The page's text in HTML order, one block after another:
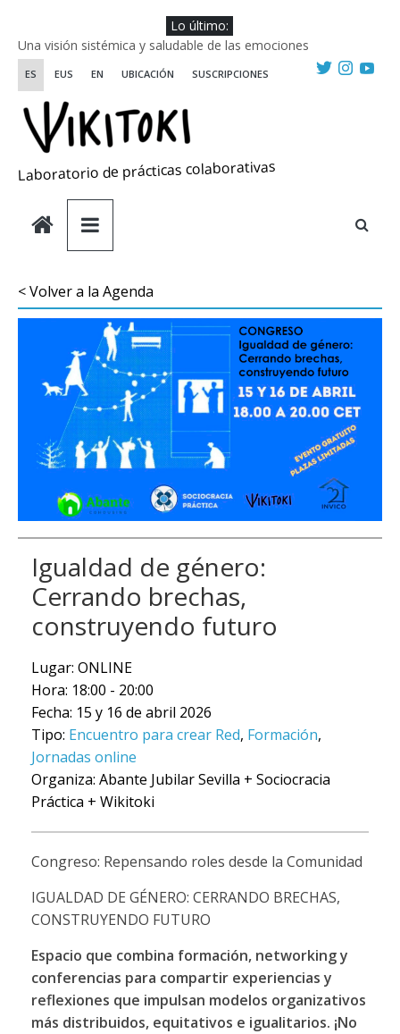
contenido
Lo último:
Una visión sistémica y saludable de las emociones
Investigando y haciendo desde-con las artes
WIKIRIKI ::: Convocatoria de residencias de investigación y
creación 2025
Escuela de Prácticas Transformadoras
ES EUS EN UBICACIÓN SUSCRIPCIONES
Laboratorio de prácticas colaborativas
< Volver a la Agenda
Igualdad de género:
Cerrando brechas,
construyendo futuro
Lugar: ONLINE
Hora: 18:00 - 20:00
Fecha: 15 y 16 de abril 2026
Tipo: Encuentro para crear Red, Formación,
Jornadas online
Organiza: Abante Jubilar Sevilla + Sociocracia
Práctica + Wikitoki
Congreso: Repensando roles desde la Comunidad
IGUALDAD DE GÉNERO: CERRANDO BRECHAS,
CONSTRUYENDO FUTURO
Espacio que combina formación, networking y
conferencias para compartir experiencias y
reflexiones que impulsan modelos organizativos
más distribuidos, equitativos e igualitarios. ¡No